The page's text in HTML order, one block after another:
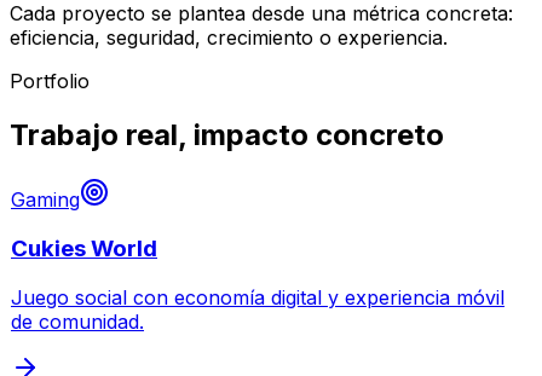
Cada proyecto se plantea desde una métrica concreta:
eficiencia, seguridad, crecimiento o experiencia.
Portfolio
Trabajo real, impacto concreto
Gaming
Cukies World
Juego social con economía digital y experiencia móvil
de comunidad.